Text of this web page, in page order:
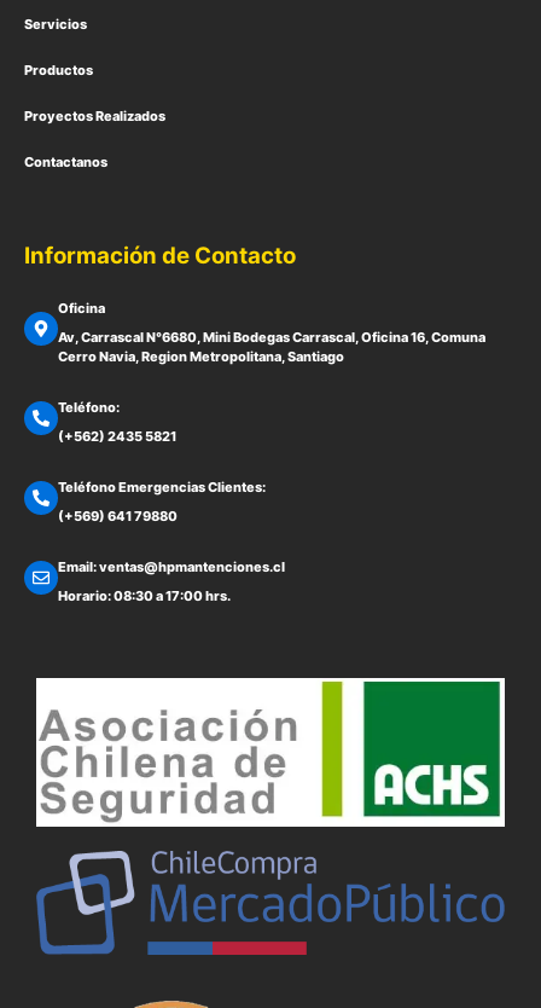
Servicios
Productos
Proyectos Realizados
Contactanos
Información de Contacto
Oficina
Av, Carrascal N°6680, Mini Bodegas Carrascal, Oficina 16, Comuna
Cerro Navia, Region Metropolitana, Santiago
Teléfono:
(+562) 2435 5821
Teléfono Emergencias Clientes:
(+569) 641 79880
Email: ventas@hpmantenciones.cl
Horario: 08:30 a 17:00 hrs.